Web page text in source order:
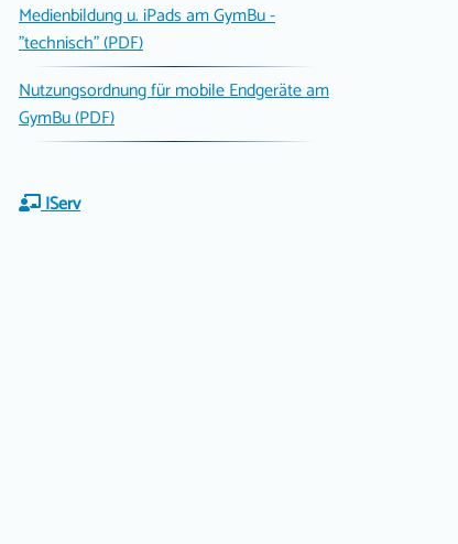
Medienbildung u. iPads am GymBu -
"technisch" (PDF)
Nutzungsordnung für mobile Endgeräte am
GymBu (PDF)
IServ